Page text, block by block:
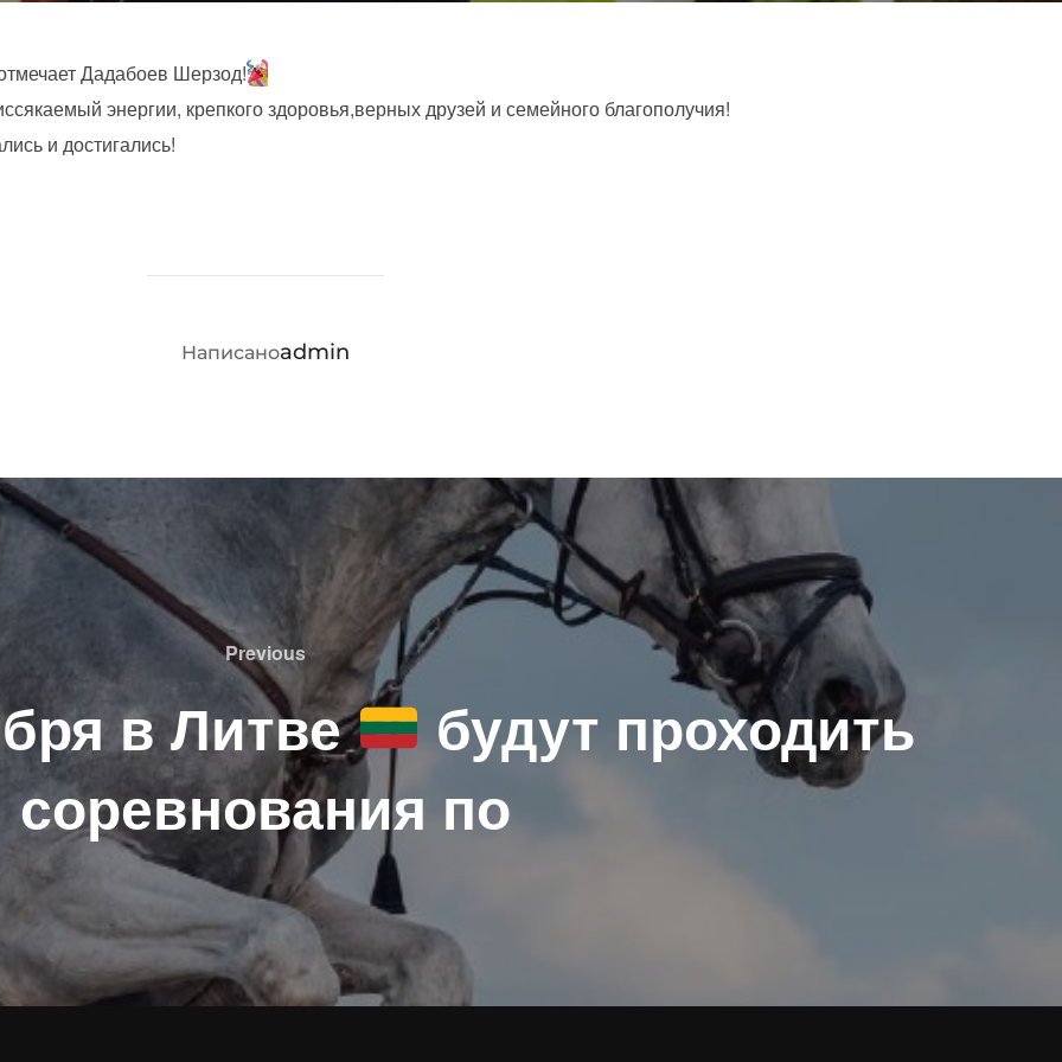
Дадабоев Шерзод!
энергии, крепкого здоровья,верных друзей и семейного благополучия!
и достигались!
АВТОР ЗАПИСИ
Написаноadmin
Previous
Previous
в Литве
будут проходить
соревнования по